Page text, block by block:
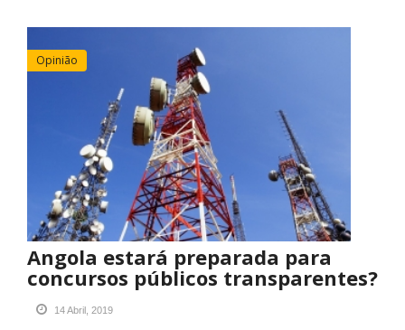
Opinião
Angola estará preparada para
concursos públicos transparentes?
14 Abril, 2019